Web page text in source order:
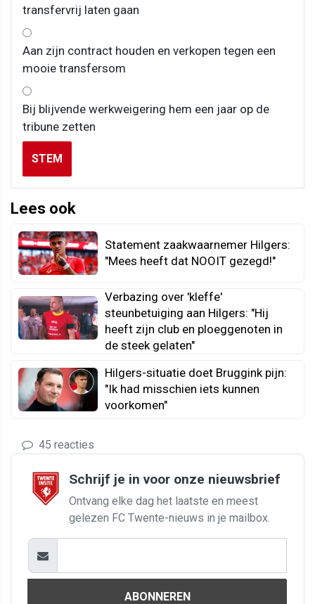
transfervrij laten gaan
Aan zijn contract houden en verkopen tegen een
mooie transfersom
Bij blijvende werkweigering hem een jaar op de
tribune zetten
STEM
Lees ook
Statement zaakwaarnemer Hilgers:
"Mees heeft dat NOOIT gezegd!"
Verbazing over 'kleffe'
steunbetuiging aan Hilgers: "Hij
heeft zijn club en ploeggenoten in
de steek gelaten"
Hilgers-situatie doet Bruggink pijn:
"Ik had misschien iets kunnen
voorkomen"
45 reacties
Schrijf je in voor onze nieuwsbrief
Ontvang elke dag het laatste en meest
gelezen FC Twente-nieuws in je mailbox.
ABONNEREN